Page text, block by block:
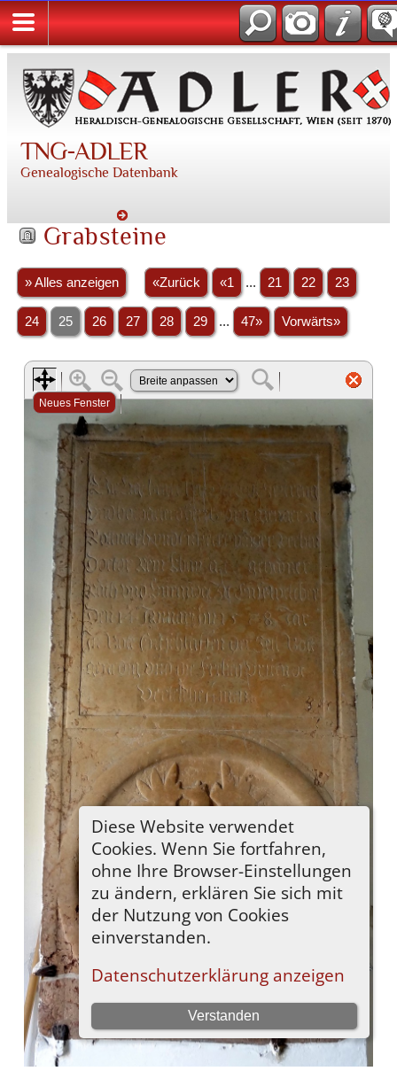
TNG-ADLER
Genealogische Datenbank
Grabsteine
» Alles anzeigen «Zurück «1 ... 21 22 23
24 25 26 27 28 29 ... 47» Vorwärts»